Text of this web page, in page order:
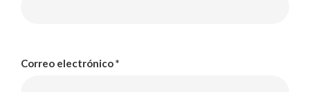
Correo electrónico*